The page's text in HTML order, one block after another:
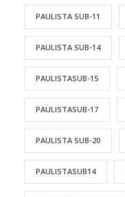
PAULISTA SUB-11
PAULISTA SUB-14
PAULISTASUB-15
PAULISTASUB-17
PAULISTA SUB-20
PAULISTASUB14